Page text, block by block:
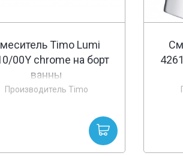
Timo Lumi
00Y chrome на борт
ванны
Производитель Timo